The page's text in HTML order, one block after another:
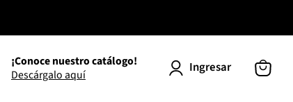
¡Conoce nuestro catálogo!
Descárgalo aquí
Ingresar
Ver